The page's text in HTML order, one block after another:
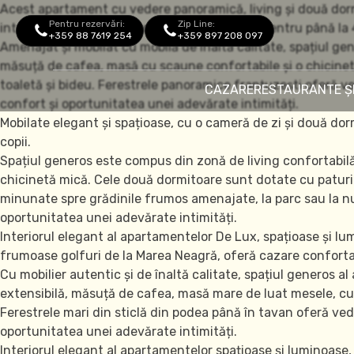
Pentru rezervări:
+359 88 7619 254
Zip Line:
+359 897 208 097
CAZARERESTAURANTE
Parc acvatic
Acest apartament cu vedere panoramică, living și două
interiorul elegant oferă cazare confortabilă pentru până la
Amenajat și mobilat cu mobilă de înaltă calitate, spațiul
măsuță de cafea, masă cu scaune confortabile și o
toaletă și bideu. Ferestrele panoramice franțuzești oferă
confort și oportunitatea unei adevărate intimități.
Mobilate elegant și spațioase, cu o cameră de zi și două
copii.
Spațiul generos este compus din zonă de living
chicinetă mică. Cele două dormitoare sunt dotate cu
minunate spre grădinile frumos amenajate, la parc sau la
oportunitatea unei adevărate intimități.
Interiorul elegant al apartamentelor De Lux, spațioase și
frumoase golfuri de la Marea Neagră, oferă cazare
Cu mobilier autentic și de înaltă calitate, spațiul generos
extensibilă, măsuță de cafea, masă mare de luat mesele,
Ferestrele mari din sticlă din podea până în tavan oferă
oportunitatea unei adevărate intimități.
Interiorul elegant al apartamentelor spațioase și